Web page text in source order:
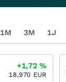
1M 3M 1J
+1,72%
18,970 EUR